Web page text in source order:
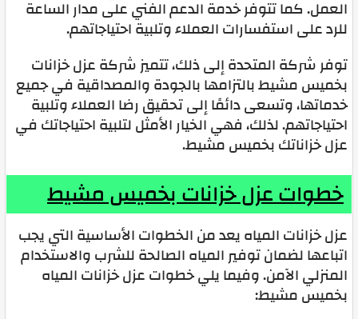
العمل. كما تتوفر خدمة الدعم الفني على مدار الساعة
للرد على استفسارات العملاء وتلبية احتياجاتهم.
توفر شركة المتحدة إلى ذلك، تتميز شركة عزل خزانات
بخميس مشيط بالتزامها بالجودة والمصداقية في جميع
خدماتها، وتسعى دائمًا إلى تحقيق رضا العملاء وتلبية
احتياجاتهم. لذلك، فهي الخيار الأمثل لتلبية احتياجاتك في
عزل خزاناتك بخميس مشيط.
خطوات عزل خزانات بخميس مشيط
عزل خزانات المياه يعد من الخطوات الأساسية التي يجب
اتباعها لضمان توفير المياه الصالحة للشرب والاستخدام
المنزلي الآمن. وفيما يلي خطوات عزل خزانات المياه
بخميس مشيط: